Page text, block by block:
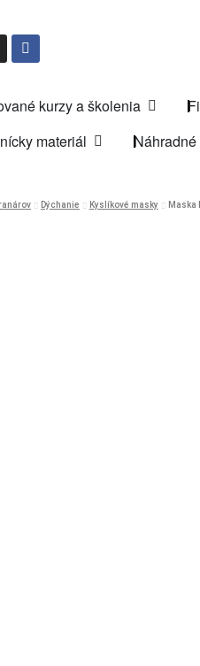
kurzy a školenia
materiál
Dýchanie Kyslíkové masky Maska